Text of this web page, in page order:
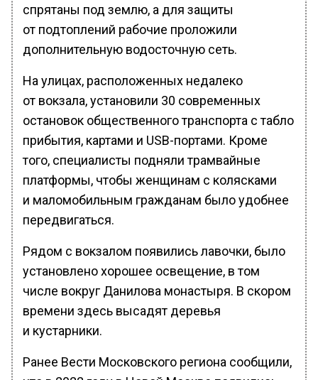
спрятаны под землю, а для защиты
от подтоплений рабочие проложили
дополнительную водосточную сеть.
На улицах, расположенных недалеко
от вокзала, установили 30 современных
остановок общественного транспорта с табло
прибытия, картами и USB-портами. Кроме
того, специалисты подняли трамвайные
платформы, чтобы женщинам с колясками
и маломобильным гражданам было удобнее
передвигаться.
Рядом с вокзалом появились лавочки, было
установлено хорошее освещение, в том
числе вокруг Данилова монастыря. В скором
времени здесь высадят деревья
и кустарники.
Ранее Вести Московского региона сообщили,